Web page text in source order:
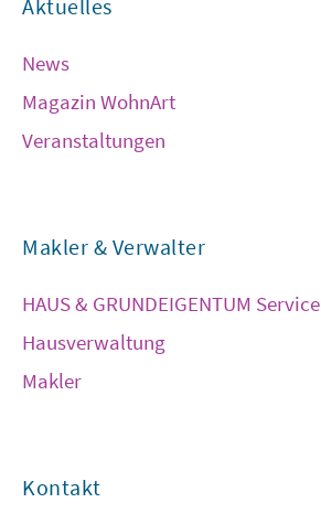
Aktuelles
News
Magazin WohnArt
Veranstaltungen
Makler & Verwalter
HAUS & GRUNDEIGENTUM Service
Hausverwaltung
Makler
Kontakt